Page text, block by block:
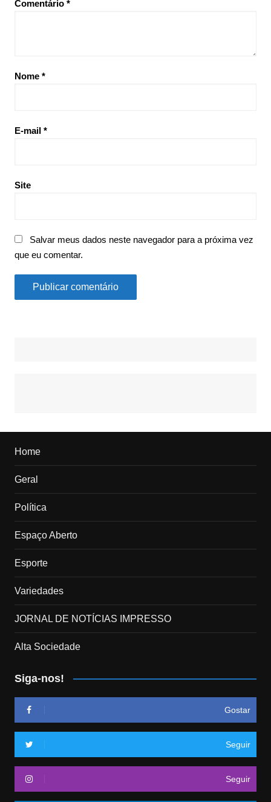
Comentário *
Nome *
E-mail *
Site
Salvar meus dados neste navegador para a próxima vez
que eu comentar.
Home
Geral
Política
Espaço Aberto
Esporte
Variedades
JORNAL DE NOTÍCIAS IMPRESSO
Alta Sociedade
Siga-nos!
Gostar
Seguir
Seguir